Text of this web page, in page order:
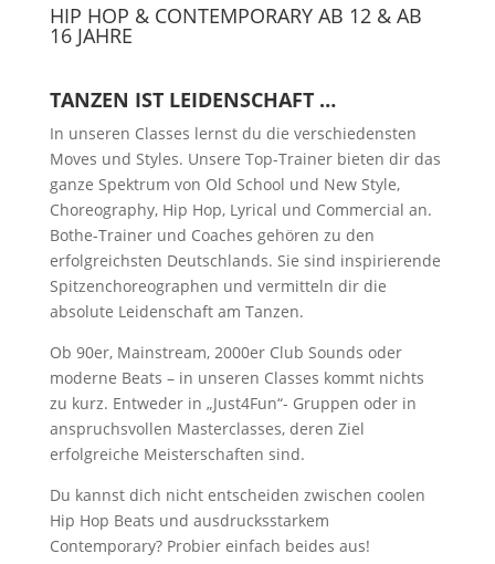
HIP HOP & CONTEMPORARY AB 12 & AB
16 JAHRE
TANZEN IST LEIDENSCHAFT …
In unseren Classes lernst du die verschiedensten
Moves und Styles. Unsere Top-Trainer bieten dir das
ganze Spektrum von Old School und New Style,
Choreography, Hip Hop, Lyrical und Commercial an.
Bothe-Trainer und Coaches gehören zu den
erfolgreichsten Deutschlands. Sie sind inspirierende
Spitzenchoreographen und vermitteln dir die
absolute Leidenschaft am Tanzen.
Ob 90er, Mainstream, 2000er Club Sounds oder
moderne Beats – in unseren Classes kommt nichts
zu kurz. Entweder in „Just4Fun“- Gruppen oder in
anspruchsvollen Masterclasses, deren Ziel
erfolgreiche Meisterschaften sind.
Du kannst dich nicht entscheiden zwischen coolen
Hip Hop Beats und ausdrucksstarkem
Contemporary? Probier einfach beides aus!